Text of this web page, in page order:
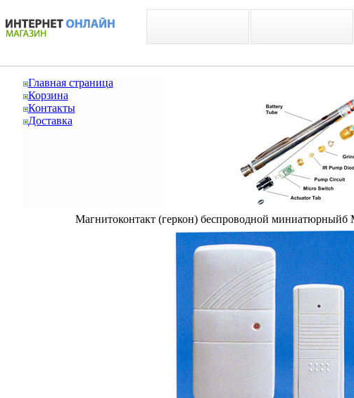
Главная страница
Корзина
Контакты
Доставка
Магнитоконтакт (геркон) беспроводной миниатюрныйб